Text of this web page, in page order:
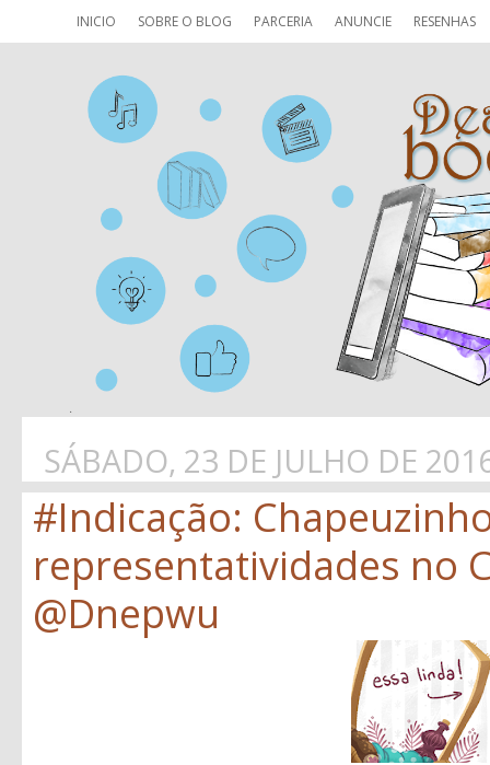
INICIO SOBRE O BLOG PARCERIA ANUNCIE RESENHAS
SÁBADO, 23 DE JULHO DE
#Indicação:
representatividades no
@Dnepwu